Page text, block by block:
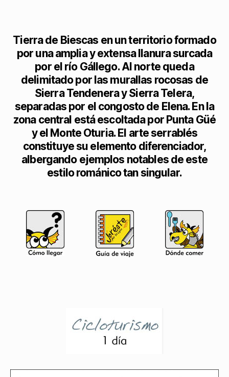
Tierra de Biescas en un territorio formado
por una amplia y extensa llanura surcada
por el río Gállego. Al norte queda
delimitado por las murallas rocosas de
Sierra Tendenera y Sierra Telera,
separadas por el congosto de Elena. En la
zona central está escoltada por Punta Güé
y el Monte Oturia. El arte serrablés
constituye su elemento diferenciador,
albergando ejemplos notables de este
estilo románico tan singular.